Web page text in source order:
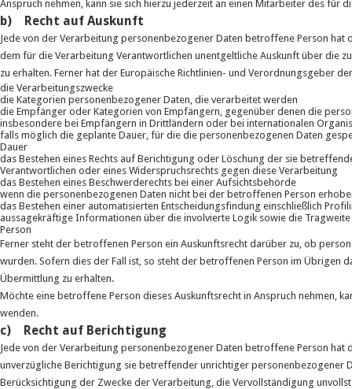
Anspruch nehmen, kann sie sich hierzu jederzeit an einen Mitarbeiter des für
b) Recht auf Auskunft
Jede von der Verarbeitung personenbezogener Daten betroffene Person
dem für die Verarbeitung Verantwortlichen unentgeltliche Auskunft über die
zu erhalten. Ferner hat der Europäische Richtlinien- und Verordnungsgeber
die Verarbeitungszwecke
die Kategorien personenbezogener Daten, die verarbeitet werden
die Empfänger oder Kategorien von Empfängern, gegenüber denen die
insbesondere bei Empfängern in Drittländern oder bei internationalen
falls möglich die geplante Dauer, für die die personenbezogenen Daten
Dauer
das Bestehen eines Rechts auf Berichtigung oder Löschung der sie
Verantwortlichen oder eines Widerspruchsrechts gegen diese Verarbeitung
das Bestehen eines Beschwerderechts bei einer Aufsichtsbehörde
wenn die personenbezogenen Daten nicht bei der betroffenen Person
das Bestehen einer automatisierten Entscheidungsfindung einschließlich
aussagekräftige Informationen über die involvierte Logik sowie die
Person
Ferner steht der betroffenen Person ein Auskunftsrecht darüber zu, ob
wurden. Sofern dies der Fall ist, so steht der betroffenen Person im Übrigen
Übermittlung zu erhalten.
Möchte eine betroffene Person dieses Auskunftsrecht in Anspruch nehmen,
wenden.
c) Recht auf Berichtigung
Jede von der Verarbeitung personenbezogener Daten betroffene Person
unverzügliche Berichtigung sie betreffender unrichtiger personenbezogener
Berücksichtigung der Zwecke der Verarbeitung, die Vervollständigung